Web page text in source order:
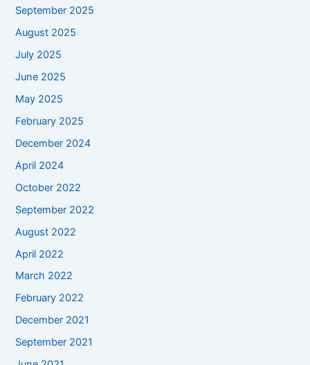
September 2025
August 2025
July 2025
June 2025
May 2025
February 2025
December 2024
April 2024
October 2022
September 2022
August 2022
April 2022
March 2022
February 2022
December 2021
September 2021